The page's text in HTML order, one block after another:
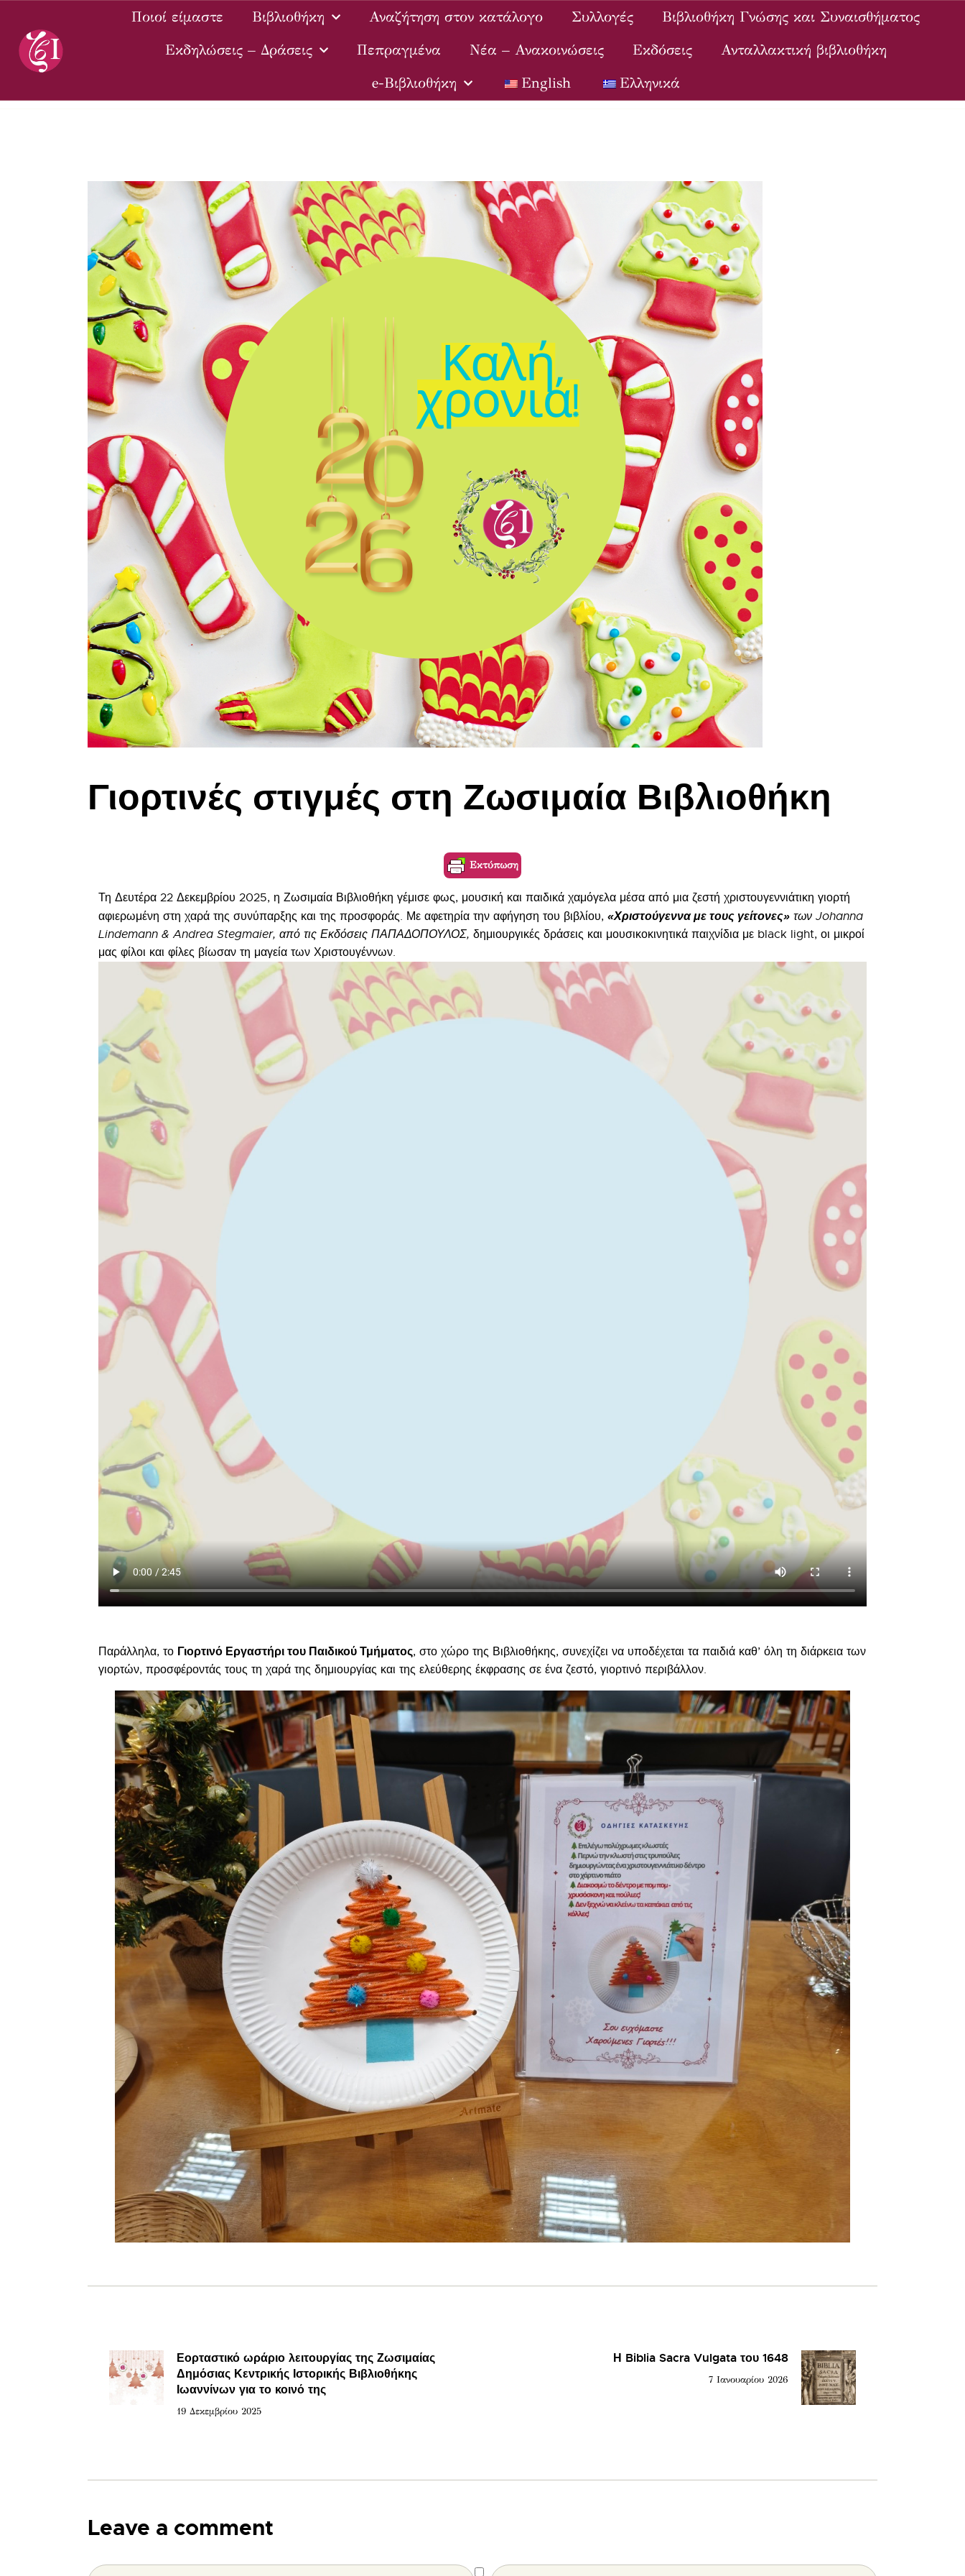
Ποιοί είμαστε Βιβλιοθήκη Αναζήτηση στον κατάλογο Συλλογές
Βιβλιοθήκη Γνώσης και Συναισθήματος
Εκδηλώσεις – Δράσεις
Πεπραγμένα Νέα – Ανακοινώσεις Εκδόσεις
Ανταλλακτική βιβλιοθήκη
e-Βιβλιοθήκη
English Ελληνικά
Γιορτινές στιγμές στη Ζωσιμαία Βιβλιοθήκη
Εκτύπωση
Τη Δευτέρα 22 Δεκεμβρίου 2025, η Ζωσιμαία Βιβλιοθήκη γέμισε φως, μουσική και παιδικά χαμόγελα μέσα από μια ζεστή χριστουγεννιάτικη γιορτή
αφιερωμένη στη χαρά της συνύπαρξης και της προσφοράς. Με αφετηρία την αφήγηση του βιβλίου, «Χριστούγεννα με τους γείτονες» των Johanna
Lindemann & Andrea Stegmaier, από τις Εκδόσεις ΠΑΠΑΔΟΠΟΥΛΟΣ, δημιουργικές δράσεις και μουσικοκινητικά παιχνίδια με black light, οι μικροί
μας φίλοι και φίλες βίωσαν τη μαγεία των Χριστουγέννων.
Παράλληλα, το Γιορτινό Εργαστήρι του Παιδικού Τμήματος, στο χώρο της Βιβλιοθήκης, συνεχίζει να υποδέχεται τα παιδιά καθ’ όλη τη διάρκεια των
γιορτών, προσφέροντάς τους τη χαρά της δημιουργίας και της ελεύθερης έκφρασης σε ένα ζεστό, γιορτινό περιβάλλον.
Εορταστικό ωράριο λειτουργίας της Ζωσιμαίας
Δημόσιας Κεντρικής Ιστορικής Βιβλιοθήκης
Ιωαννίνων για το κοινό της
19 Δεκεμβρίου 2025
Η Biblia Sacra Vulgata του 1648
7 Ιανουαρίου 2026
Leave a comment